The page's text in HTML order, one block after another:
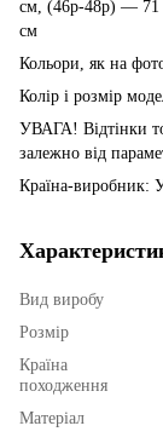
см, (46р-48р) —
см
Кольори, як на
Колір і розмір
УВАГА! Відтінки
залежно від
Країна-виробник:
Вид виробу
Розмір
Країна
походження
Матеріал